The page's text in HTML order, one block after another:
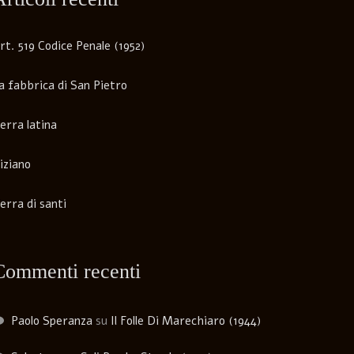
519 Codice Penale (1952)
fabbrica di San Pietro
latina
di santi
recenti
Paolo Speranzasu Il Folle Di Marechiaro (1944)